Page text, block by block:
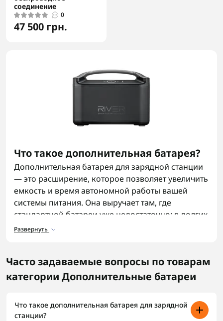
соединение
0
47 500 грн.
Что такое дополнительная батарея?
Дополнительная батарея для зарядной станции
— это расширение, которое позволяет увеличить
емкость и время автономной работы вашей
системы питания. Она выручает там, где
стандартной батареи уже недостаточно: в долгих
поездках, на выездных работах или в случаях
энергии, который всегда рядом.
Назначение дополнительной
Какую главную задачу имеют дополнительные
Развернуть
Часто задаваемые вопросы по товарам
категории Дополнительные батареи
Что такое дополнительная батарея для зарядной
станции?